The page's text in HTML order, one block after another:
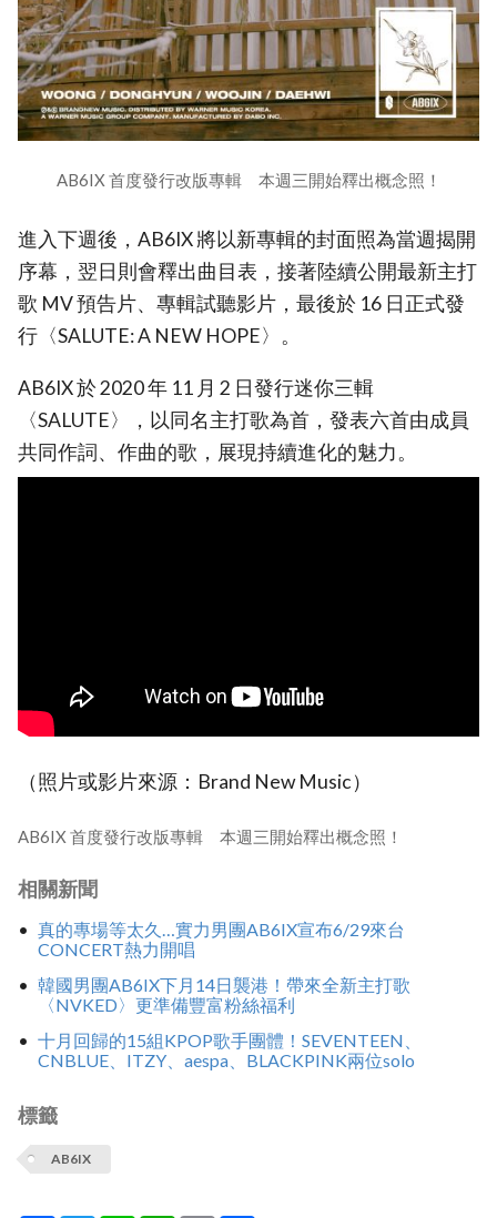
AB6IX 首度發行改版專輯 本週三開始釋出概念照！
進入下週後，AB6IX 將以新專輯的封面照為當週揭開
序幕，翌日則會釋出曲目表，接著陸續公開最新主打
歌 MV 預告片、專輯試聽影片，最後於 16 日正式發
行〈SALUTE: A NEW HOPE〉。
AB6IX 於 2020 年 11 月 2 日發行迷你三輯
〈SALUTE〉，以同名主打歌為首，發表六首由成員
共同作詞、作曲的歌，展現持續進化的魅力。
（照片或影片來源：Brand New Music）
AB6IX 首度發行改版專輯 本週三開始釋出概念照！
相關新聞
真的專場等太久…實力男團AB6IX宣布6/29來台
CONCERT熱力開唱
韓國男團AB6IX下月14日襲港！帶來全新主打歌
〈NVKED〉更準備豐富粉絲福利
十月回歸的15組KPOP歌手團體！SEVENTEEN、
CNBLUE、ITZY、aespa、BLACKPINK兩位solo
標籤
AB6IX